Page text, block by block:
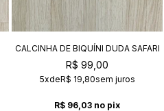
CALCINHA DE BIQUÍNI DUDA SAFARI
R$ 99,00
5xdeR$ 19,80sem juros
R$ 96,03 no pix